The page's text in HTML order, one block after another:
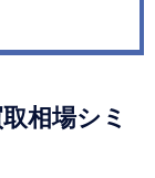
相場シミ